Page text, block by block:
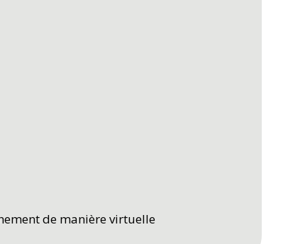
de manière virtuelle